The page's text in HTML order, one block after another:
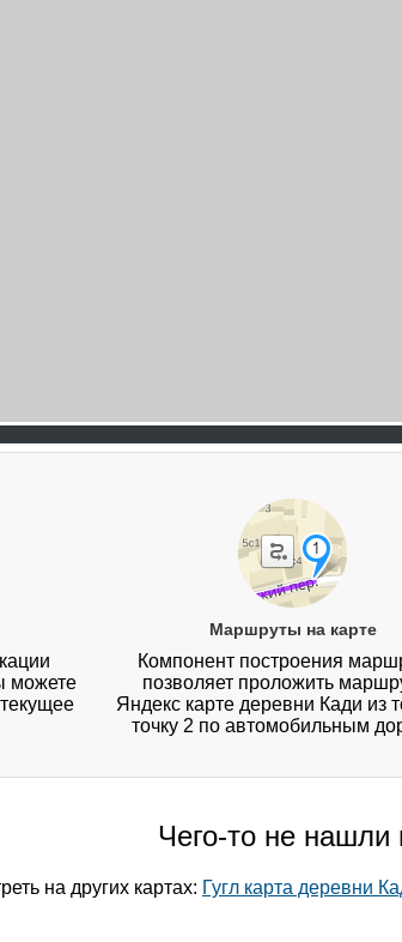
можете
Маршруты на карте
Компонент построения
позволяет проложить
Яндекс карте деревни Кади из
точку 2 по автомобильным
Чего-то не нашли
на других картах: Гугл карта деревни